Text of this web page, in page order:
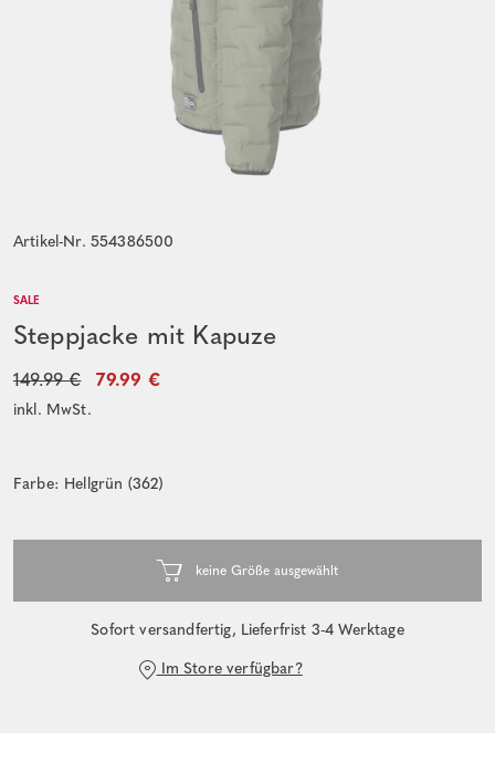
Artikel-Nr. 554386500
SALE
Steppjacke mit Kapuze
149.99 € 79.99 €
inkl. MwSt.
Farbe: Hellgrün (362)
Sofort versandfertig, Lieferfrist 3-4 Werktage
Im Store verfügbar?